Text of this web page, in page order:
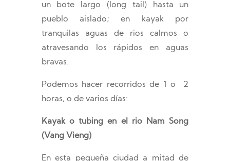
un bote largo (long tail) hasta un
pueblo aislado; en kayak por
tranquilas aguas de rios calmos o
atravesando los rápidos en aguas
bravas.
Podemos hacer recorridos de 1 o 2
horas, o de varios días:
Kayak o tubing en el rio Nam Song
(Vang Vieng)
En esta pequeña ciudad a mitad de